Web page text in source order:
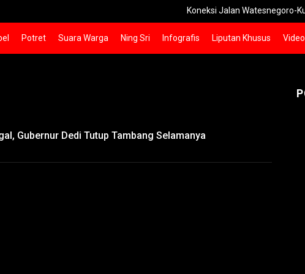
Koneksi Jalan Watesnegoro-
Potret Suara Warga Ning Sri Infografis Liputan Khusus Video
Gubernur Dedi Tutup Tambang Selamanya